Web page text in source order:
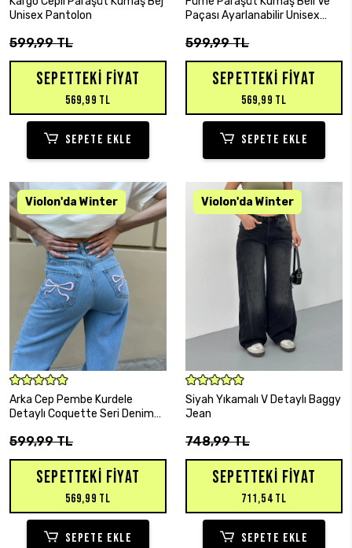
Unisex Pantolon
599,99 TL
SEPETTEKI FIYAT
569,99 TL
SEPETE EKLE
Paçası Ayarlanabilir Unisex
599,99 TL
SEPETTEKI FIYAT
569,99 TL
SEPETE EKLE
SEPETE EKLE
Arka Cep Pembe Kurdele
Detaylı Coquette Seri Denim
599,99 TL
SEPETTEKI FIYAT
569,99 TL
SEPETE EKLE
SEPETE EKLE
Siyah Yıkamalı V Detaylı Baggy
Jean
748,99 TL
SEPETTEKI FIYAT
711,54 TL
SEPETE EKLE